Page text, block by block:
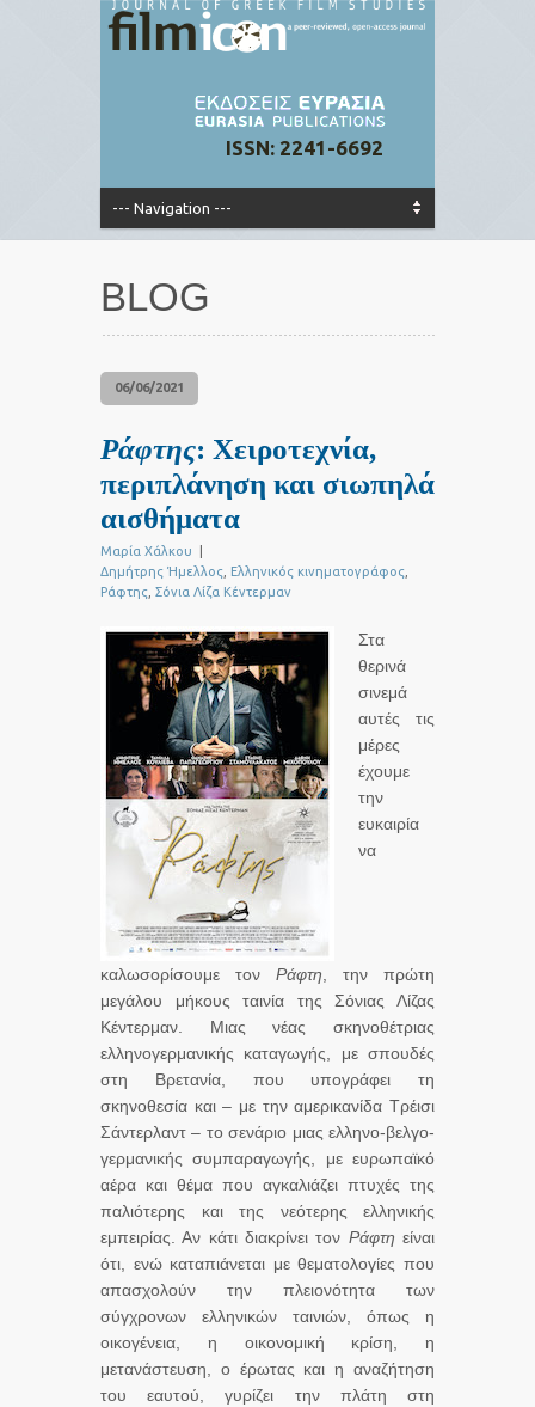
ISSN: 2241-6692
BLOG
06/06/2021
Ράφτης: Χειροτεχνία,
περιπλάνηση και σιωπηλά
αισθήματα
Μαρία Χάλκου
Δημήτρης Ήμελλος Ελληνικός κινηματογράφος
Ράφτης Σόνια Λίζα Κέντερμαν
Στα
θερινά
σινεμά
αυτές τις
μέρες
έχουμε
την
ευκαιρία
να
καλωσορίσουμε τον Ράφτη , την πρώτη
μεγάλου μήκους ταινία της Σόνιας Λίζας
Κέντερμαν. Μιας νέας σκηνοθέτριας
ελληνογερμανικής καταγωγής, με σπουδές
στη Βρετανία, που υπογράφει τη
σκηνοθεσία και – με την αμερικανίδα Τρέισι
Σάντερλαντ – το σενάριο μιας ελληνο-βελγο-
γερμανικής συμπαραγωγής, με ευρωπαϊκό
αέρα και θέμα που αγκαλιάζει πτυχές της
παλιότερης και της νεότερης ελληνικής
εμπειρίας. Αν κάτι διακρίνει τον Ράφτη είναι
ότι, ενώ καταπιάνεται με θεματολογίες που
απασχολούν την πλειονότητα των
σύγχρονων ελληνικών ταινιών, όπως η
οικογένεια, η οικονομική κρίση, η
μετανάστευση, ο έρωτας και η αναζήτηση
του εαυτού, γυρίζει την πλάτη στη